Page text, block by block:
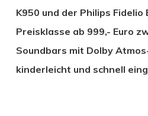
K950 und der Philips Fidelio
Preisklasse ab 999,- Euro
Soundbars mit Dolby
kinderleicht und schnell